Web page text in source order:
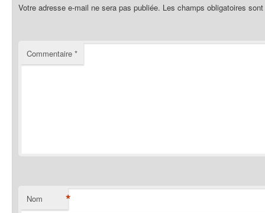
Votre adresse e-mail ne sera pas publiée. Les champs obligatoires
Commentaire *
Nom *